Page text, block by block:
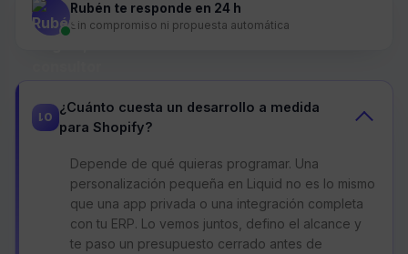
Rubén te responde en 24 h
Sin compromiso ni propuesta automática
01
¿Cuánto cuesta un desarrollo a medida
para Shopify?
Depende de qué quieras programar. Una
personalización pequeña en Liquid no es lo mismo
que una app privada o una integración completa
con tu ERP. Lo vemos juntos, defino el alcance y
te paso un presupuesto cerrado antes de